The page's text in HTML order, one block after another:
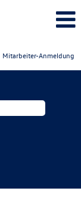
Mitarbeiter-Anmeldung